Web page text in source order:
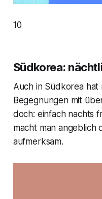
10
Südkorea:
Auch in Südkorea hat
Begegnungen mit
doch: einfach nachts
macht man angeblich
aufmerksam.